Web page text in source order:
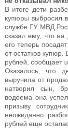
В итоге дети
купюры выбросил
службе ГУ МВД
сказал ему, что на
его теперь
от остатков
рублей, сообщает
Оказалось, что
выручила от
натворил сын,
водоема она
призыву
неожиданно
рублей еще